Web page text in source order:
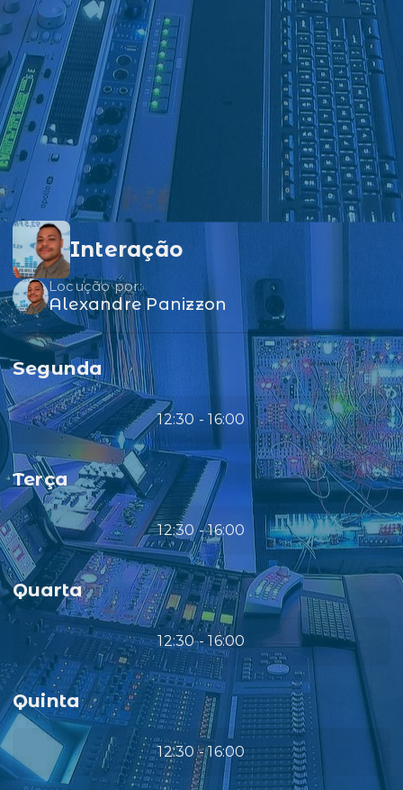
Interação
Locução por:
Alexandre Panizzon
Segunda
12:30 - 16:00
Terça
12:30 - 16:00
Quarta
12:30 - 16:00
Quinta
12:30 - 16:00